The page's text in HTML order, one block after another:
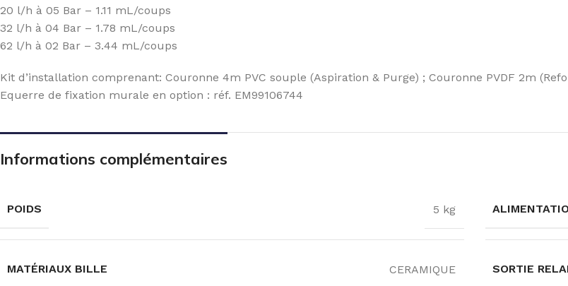
20 l/h à 05 Bar – 1.11 mL/coups
32 l/h à 04 Bar – 1.78 mL/coups
62 l/h à 02 Bar – 3.44 mL/coups
Kit d’installation comprenant: Couronne 4m PVC souple (Aspiration & Purge) ; Couronne PVDF 2m
Equerre de fixation murale en option : réf. EM99106744
Informations complémentaires
POIDS 5 kg
MATÉRIAUX BILLE CERAMIQUE SORTIE